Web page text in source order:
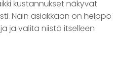
kustannukset näkyvät
Näin asiakkaan on helppo
ja valita niistä itselleen